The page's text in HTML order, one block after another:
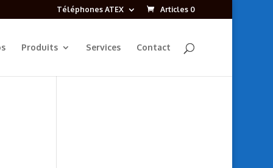
Téléphones ATEX Articles 0
Produits Services Contact